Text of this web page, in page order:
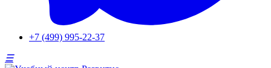
+7 (499) 995-22-37